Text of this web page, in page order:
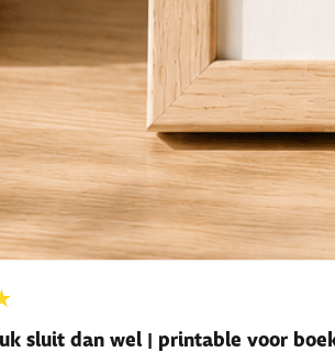
sluit dan wel | printable voor